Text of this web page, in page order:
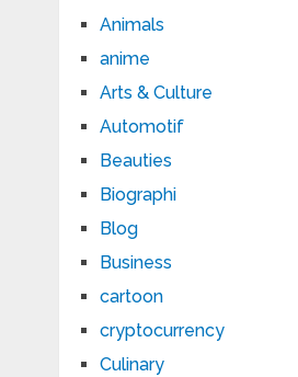
Animals
anime
Arts & Culture
Automotif
Beauties
Biographi
Blog
Business
cartoon
cryptocurrency
Culinary